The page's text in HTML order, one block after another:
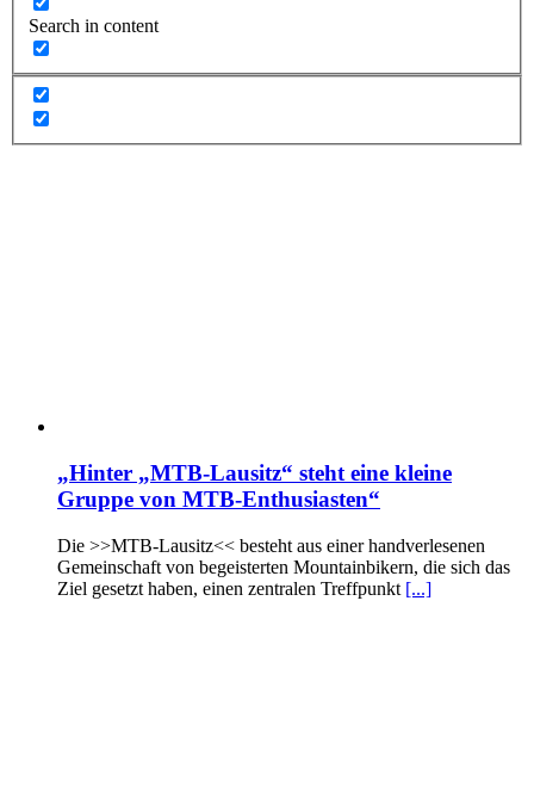
Search in content
„Hinter „MTB-Lausitz“ steht eine kleine
Gruppe von MTB-Enthusiasten“
Die >>MTB-Lausitz<< besteht aus einer handverlesenen
Gemeinschaft von begeisterten Mountainbikern, die sich das
Ziel gesetzt haben, einen zentralen Treffpunkt [...]